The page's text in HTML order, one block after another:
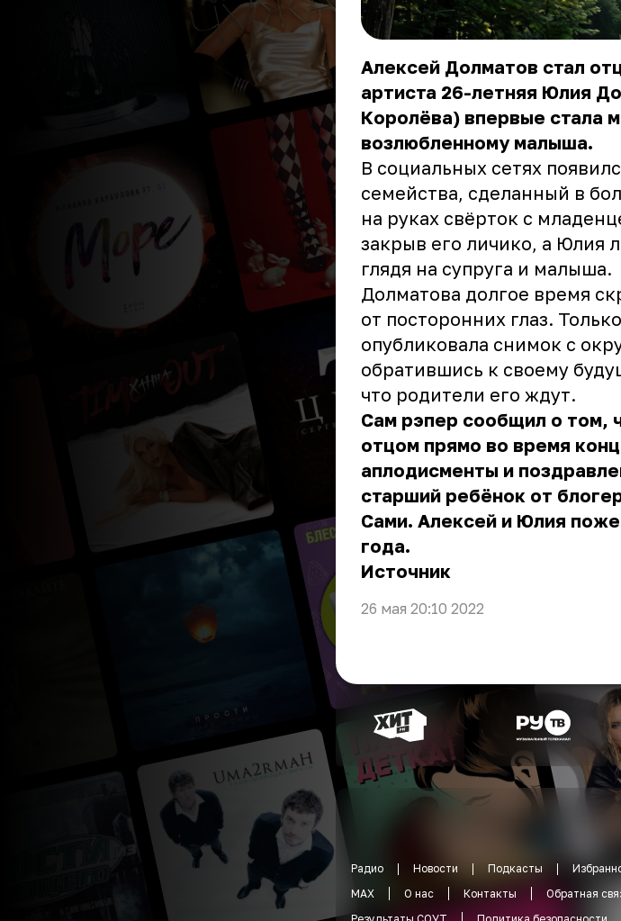
Алексей Долматов стал
артиста 26-летняя Юлия
Королёва) впервые стала
возлюбленному малыша.
В социальных сетях
семейства, сделанный в
на руках свёрток с
закрыв его личико, а Юлия
глядя на супруга и малыша.
Долматова долгое время
от посторонних глаз.
опубликовала снимок с
обратившись к своему
что родители его ждут.
Сам рэпер сообщил о том,
отцом прямо во время
аплодисменты и
старший ребёнок от
Сами. Алексей и Юлия
года.
Источник
26 мая 20:10 2022
Радио Новости Подкасты
MAX
О нас Контакты Обратная